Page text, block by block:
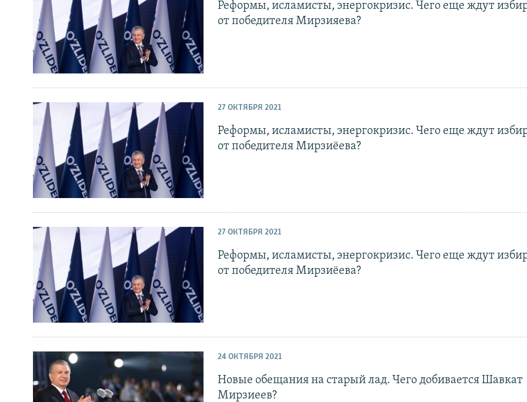
Реформы, исламисты, энергокризис. Чего еще ждут
от победителя Мирзияева?
27 ОКТЯБРЯ 2021
Реформы, исламисты, энергокризис. Чего еще ждут
от победителя Мирзиёева?
27 ОКТЯБРЯ 2021
Реформы, исламисты, энергокризис. Чего еще ждут
от победителя Мирзиёева?
24 ОКТЯБРЯ 2021
Новые обещания на старый лад. Чего добивается Шавкат
Мирзиеев?